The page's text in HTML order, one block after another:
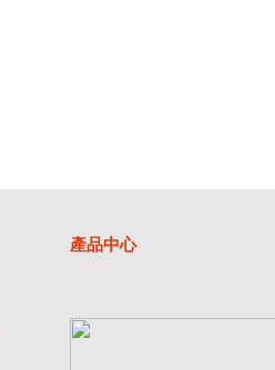
產品中心